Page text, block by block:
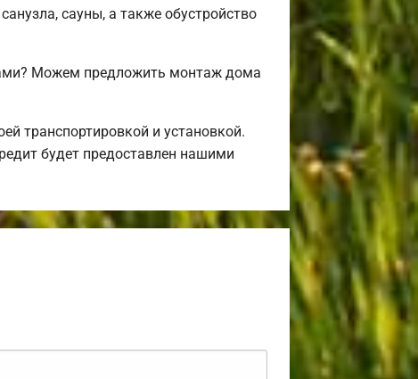
сауны, а также обустройство
Можем предложить монтаж дома
транспортировкой и установкой.
будет предоставлен нашими